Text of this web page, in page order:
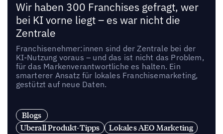
Wir haben 300 Franchises gefragt, wer
bei KI vorne liegt – es war nicht die
Zentrale
Franchisenehmer:innen sind der Zentrale bei der
KI-Nutzung voraus – und das ist nicht das Problem,
für das Markenverantwortliche es halten. Ein
smarterer Ansatz für lokales Franchisemarketing,
gestützt auf neue Daten.
Blogs
Uberall Produkt-Tipps
Lokales AEO Marketing